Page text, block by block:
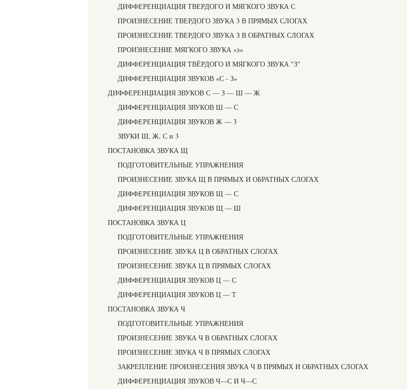
ДИФФЕРЕНЦИАЦИЯ ТВЕРДОГО И МЯГКОГО ЗВУКА С
ПРОИЗНЕСЕНИЕ ТВЕРДОГО ЗВУКА 3 В ПРЯМЫХ СЛОГАХ
ПРОИЗНЕСЕНИЕ ТВЕРДОГО ЗВУКА З В ОБРАТНЫХ СЛОГАХ
ПРОИЗНЕСЕНИЕ МЯГКОГО ЗВУКА «з»
ДИФФЕРЕНЦИАЦИЯ ТВЁРДОГО И МЯГКОГО ЗВУКА "З"
ДИФФЕРЕНЦИАЦИЯ ЗВУКОВ «С - З»
ДИФФЕРЕНЦИАЦИЯ ЗВУКОВ С — З — Ш — Ж
ДИФФЕРЕНЦИАЦИЯ ЗВУКОВ Ш — С
ДИФФЕРЕНЦИАЦИЯ ЗВУКОВ Ж — 3
ЗВУКИ Ш, Ж, С и 3
ПОСТАНОВКА ЗВУКА Щ
ПОДГОТОВИТЕЛЬНЫЕ УПРАЖНЕНИЯ
ПРОИЗНЕСЕНИЕ ЗВУКА Щ В ПРЯМЫХ И ОБРАТНЫХ СЛОГАХ
ДИФФЕРЕНЦИАЦИЯ ЗВУКОВ Щ — С
ДИФФЕРЕНЦИАЦИЯ ЗВУКОВ Щ — Ш
ПОСТАНОВКА ЗВУКА Ц
ПОДГОТОВИТЕЛЬНЫЕ УПРАЖНЕНИЯ
ПРОИЗНЕСЕНИЕ ЗВУКА Ц В ОБРАТНЫХ СЛОГАХ
ПРОИЗНЕСЕНИЕ ЗВУКА Ц В ПРЯМЫХ СЛОГАХ
ДИФФЕРЕНЦИАЦИЯ ЗВУКОВ Ц — С
ДИФФЕРЕНЦИАЦИЯ ЗВУКОВ Ц — Т
ПОСТАНОВКА ЗВУКА Ч
ПОДГОТОВИТЕЛЬНЫЕ УПРАЖНЕНИЯ
ПРОИЗНЕСЕНИЕ ЗВУКА Ч В ОБРАТНЫХ СЛОГАХ
ПРОИЗНЕСЕНИЕ ЗВУКА Ч В ПРЯМЫХ СЛОГАХ
ЗАКРЕПЛЕНИЕ ПРОИЗНЕСЕНИЯ ЗВУКА Ч В ПРЯМЫХ И ОБРАТНЫХ СЛОГАХ
ДИФФЕРЕНЦИАЦИЯ ЗВУКОВ Ч—С И Ч—С